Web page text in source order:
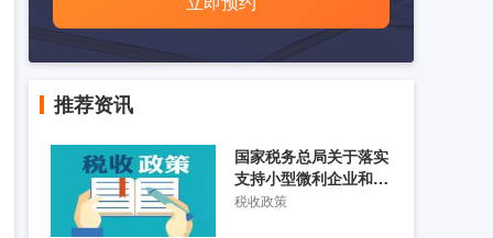
推荐资讯
国家税务总局关于落实
支持小型微利企业和个
体工商户发展所得税优
税收政策